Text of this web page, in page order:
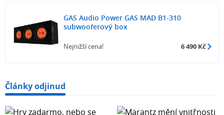
GAS Audio Power GAS MAD B1-310
subwooferový box
Nejnižší cena! 6 490 Kč
Články odjinud